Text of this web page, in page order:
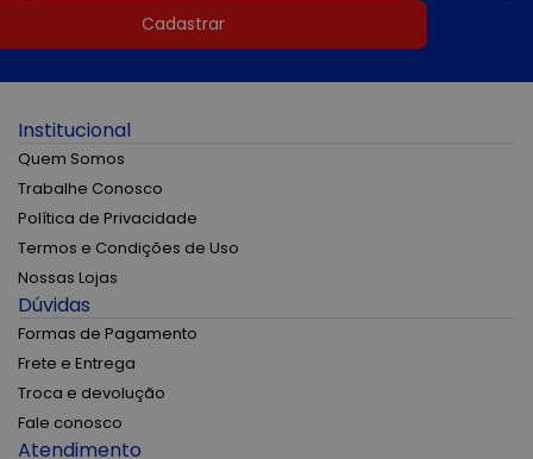
Cadastrar
Institucional
Quem Somos
Trabalhe Conosco
Política de Privacidade
Termos e Condições de Uso
Nossas Lojas
Dúvidas
Formas de Pagamento
Frete e Entrega
Troca e devolução
Fale conosco
Atendimento